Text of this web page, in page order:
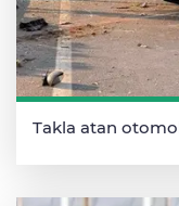
Takla atan